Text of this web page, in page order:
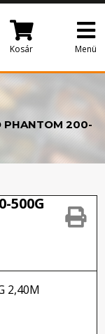
Kosár Menü
PHANTOM 200-
500G